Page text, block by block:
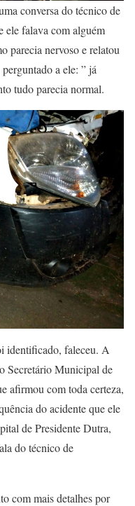
conversa do técnico de
ele falava com alguém
parecia nervoso e relatou
a ele: ” já
tudo parecia normal.
identificado, faleceu. A
Secretário Municipal de
afirmou com toda certeza,
do acidente que ele
de Presidente Dutra,
do técnico de
com mais detalhes por